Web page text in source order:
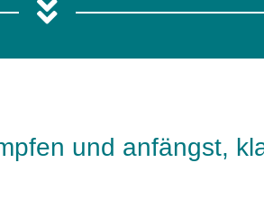
und anfängst,